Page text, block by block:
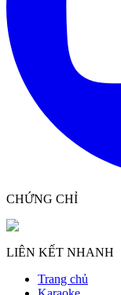
CHỨNG CHỈ
LIÊN KẾT NHANH
Trang chủ